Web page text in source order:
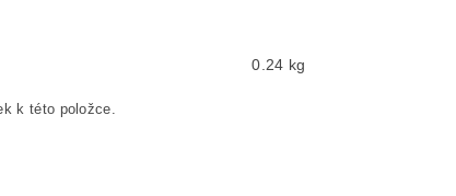
0.24 kg
k této položce.